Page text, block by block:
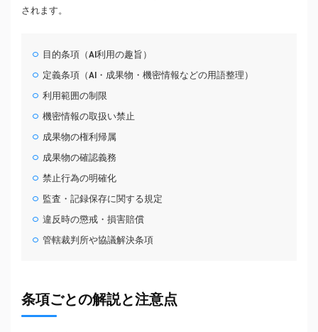
されます。
目的条項（AI利用の趣旨）
定義条項（AI・成果物・機密情報などの用語整理）
利用範囲の制限
機密情報の取扱い禁止
成果物の権利帰属
成果物の確認義務
禁止行為の明確化
監査・記録保存に関する規定
違反時の懲戒・損害賠償
管轄裁判所や協議解決条項
条項ごとの解説と注意点